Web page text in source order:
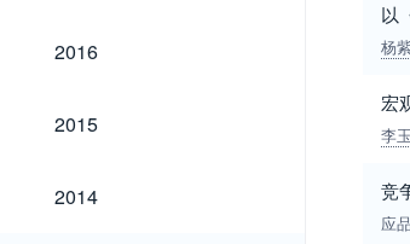
2016
2016
2015
2015
2014
2014
以
杨
宏
李
竞
应